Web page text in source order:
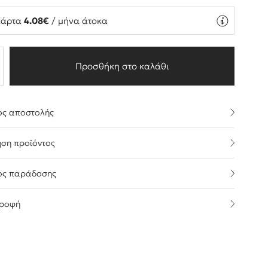
4.08€ / μήνα άτοκα
Προσθήκη στο καλάθι
αποστολής
προϊόντος
παράδοσης